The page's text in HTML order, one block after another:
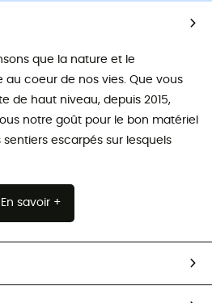
que la nature et le
coeur de nos vies. Que vous
de haut niveau, depuis 2015,
notre goût pour le bon matériel
escarpés sur lesquels
En savoir +